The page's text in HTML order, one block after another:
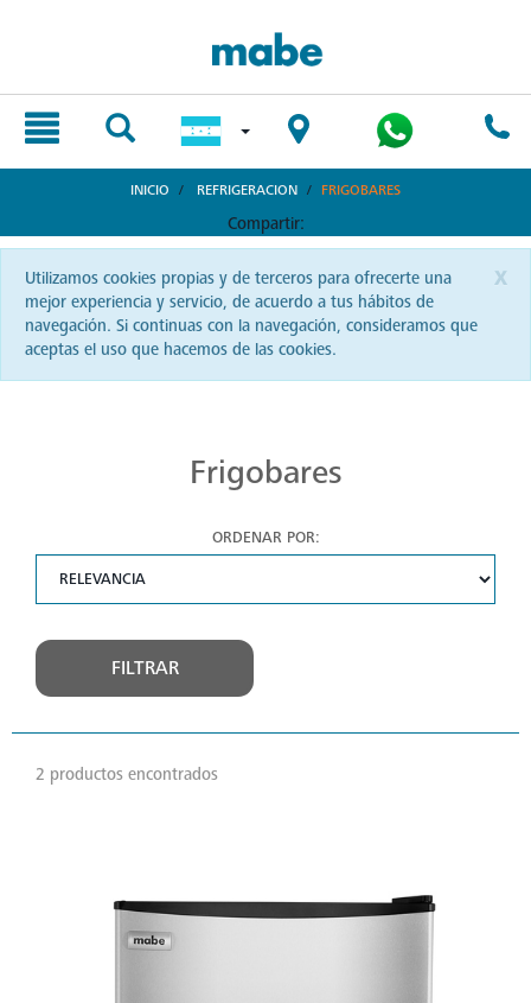
INICIO REFRIGERACION FRIGOBARES
Compartir:
x
Utilizamos cookies propias y de terceros para ofrecerte una
mejor experiencia y servicio, de acuerdo a tus hábitos de
navegación. Si continuas con la navegación, consideramos que
aceptas el uso que hacemos de las cookies.
Frigobares
ORDENAR POR:
FILTRAR
2 productos encontrados